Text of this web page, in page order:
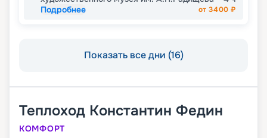
Подробнее
от3400 ₽
Показать все дни (16)
Теплоход Константин Федин
КОМФОРТ